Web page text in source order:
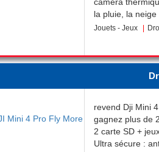
la pluie, la
41 minutes :
- Large plage
Détermination
de portée. -
coordination
Jouets - Jeux
revend Dji Mini
gagnez plus de
2 carte SD +
Ultra sécure :